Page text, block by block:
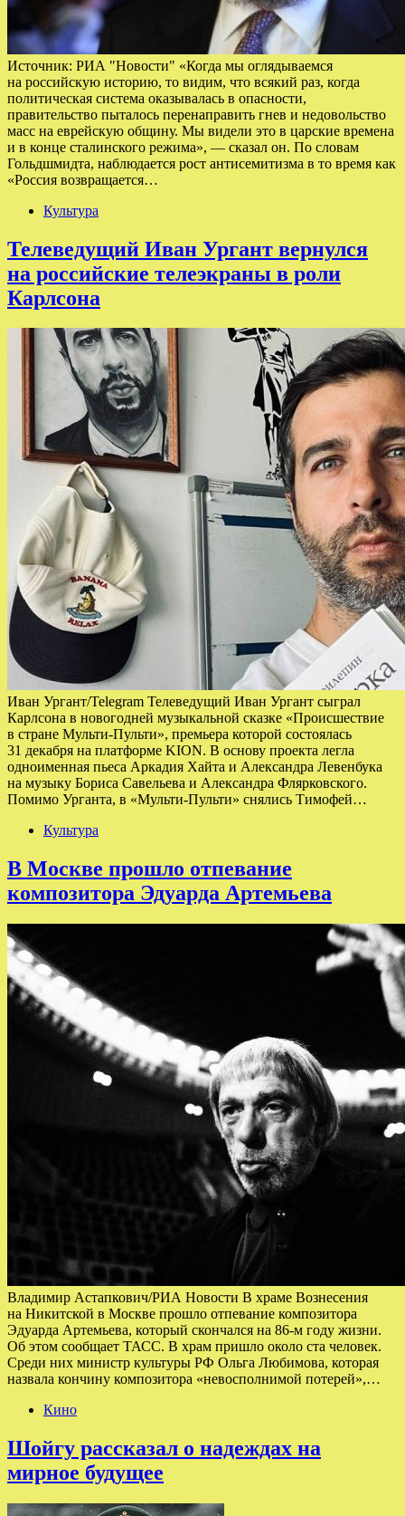
Источник: РИА "Новости" «Когда мы оглядываемся
на российскую историю, то видим, что всякий раз, когда
политическая система оказывалась в опасности,
правительство пыталось перенаправить гнев и недовольство
масс на еврейскую общину. Мы видели это в царские времена
и в конце сталинского режима», — сказал он. По словам
Гольдшмидта, наблюдается рост антисемитизма в то время как
«Россия возвращается…
Культура
Телеведущий Иван Ургант вернулся
на российские телеэкраны в роли
Карлсона
Иван Ургант/Telegram Телеведущий Иван Ургант сыграл
Карлсона в новогодней музыкальной сказке «Происшествие
в стране Мульти-Пульти», премьера которой состоялась
31 декабря на платформе KION. В основу проекта легла
одноименная пьеса Аркадия Хайта и Александра Левенбука
на музыку Бориса Савельева и Александра Флярковского.
Помимо Урганта, в «Мульти-Пульти» снялись Тимофей…
Культура
В Москве прошло отпевание
композитора Эдуарда Артемьева
Владимир Астапкович/РИА Новости В храме Вознесения
на Никитской в Москве прошло отпевание композитора
Эдуарда Артемьева, который скончался на 86-м году жизни.
Об этом сообщает ТАСС. В храм пришло около ста человек.
Среди них министр культуры РФ Ольга Любимова, которая
назвала кончину композитора «невосполнимой потерей»,…
Кино
Шойгу рассказал о надеждах на
мирное будущее